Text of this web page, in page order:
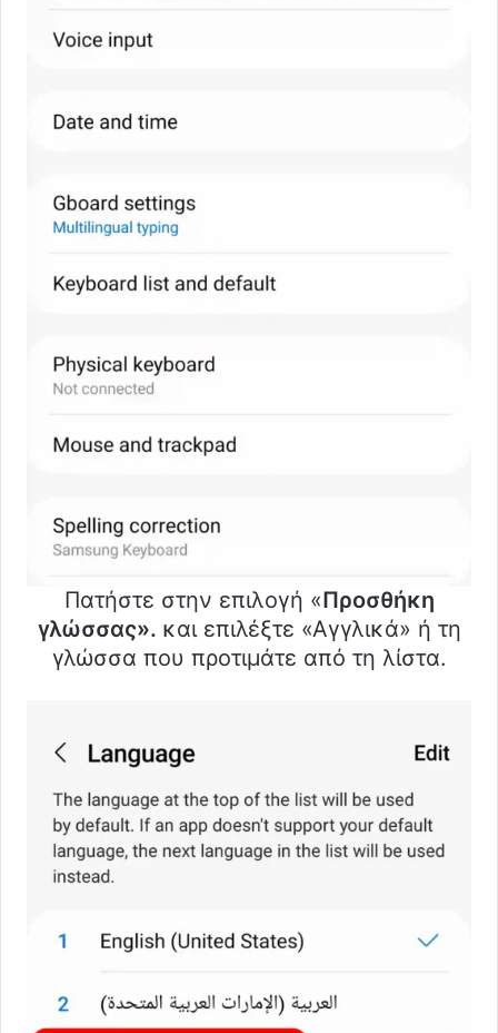
Πατήστε στην επιλογή «Προσθήκη
γλώσσας». και επιλέξτε «Αγγλικά» ή τη
γλώσσα που προτιμάτε από τη λίστα.